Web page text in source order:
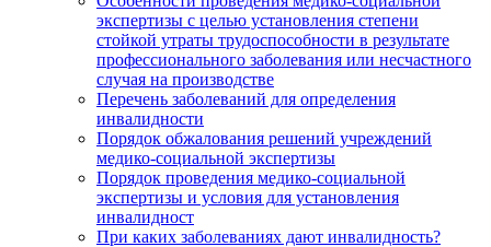
экспертизы с целью установления степени
стойкой утраты трудоспособности в результате
профессионального заболевания или несчастного
случая на производстве
Перечень заболеваний для определения
инвалидности
Порядок обжалования решений учреждений
медико-социальной экспертизы
Порядок проведения медико-социальной
экспертизы и условия для установления
инвалидност
При каких заболеваниях дают инвалидность?